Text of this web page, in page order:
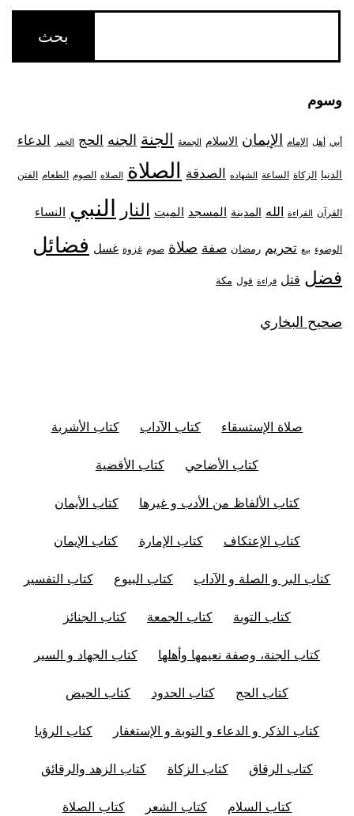
وسوم
أبي أهل الإمام الإيمان الاسلام الجمعة الجنة الجنه الحج الخمر الدعاء
الدنيا الزكاة الساعة الشهاده الصدقة الصلاة الصلاه الصوم الطعام الفتن
القرآن القراءة الله المدينة المسجد الميت النار النبي النساء
الوضوء بيع تحريم رمضان صفة صلاة صوم غزوة غسل فضائل
فضل قتل قراءة قول مكة
صحيح البخاري
صلاة الإستسقاء كتاب الآداب كتاب الأشربة
كتاب الأضاحي كتاب الأقضية
كتاب الألفاظ من الأدب و غيرها كتاب الأيمان
كتاب الإعتكاف كتاب الإمارة كتاب الإيمان
كتاب البر و الصلة و الآداب كتاب البيوع كتاب التفسير
كتاب التوبة كتاب الجمعة كتاب الجنائز
كتاب الجنة، وصفة نعيمها وأهلها كتاب الجهاد و السير
كتاب الحج كتاب الحدود كتاب الحيض
كتاب الذكر و الدعاء و التوبة و الإستغفار كتاب الرؤيا
كتاب الرقاق كتاب الزكاة كتاب الزهد والرقائق
كتاب السلام كتاب الشعر كتاب الصلاة